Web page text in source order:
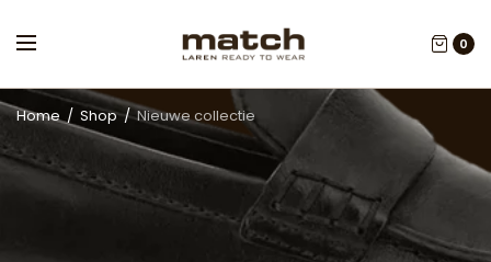
0
Home / Shop /Nieuwe collectie